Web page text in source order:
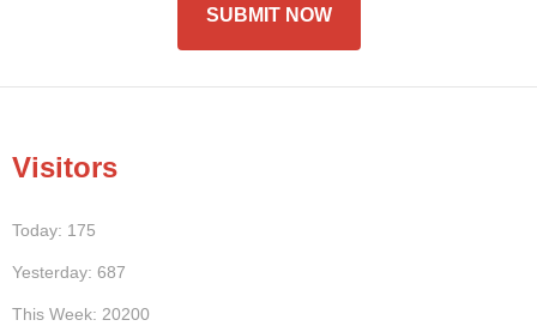
Visitors
Today: 175
Yesterday: 687
This Week: 20200